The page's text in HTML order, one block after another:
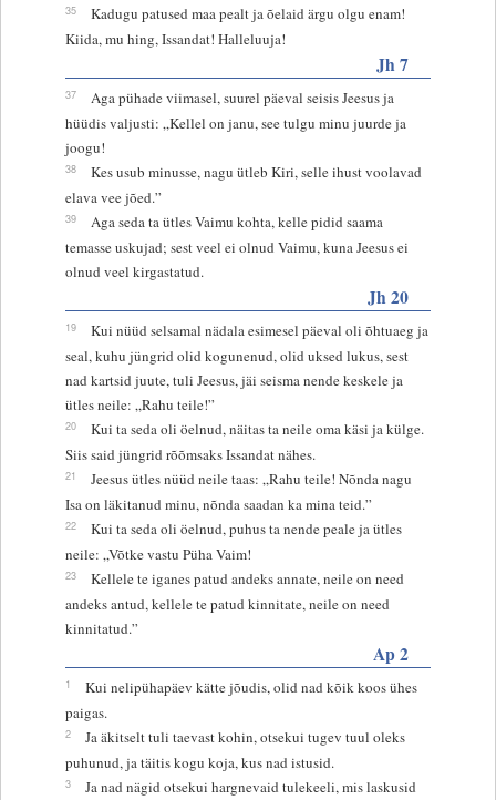
35
Kadugu patused maa pealt ja õelaid ärgu olgu enam!
Kiida, mu hing, Issandat! Halleluuja!
Jh 7
37
Aga pühade viimasel, suurel päeval seisis Jeesus ja
hüüdis valjusti: „Kellel on janu, see tulgu minu juurde ja
joogu!
38
Kes usub minusse, nagu ütleb Kiri, selle ihust voolavad
elava vee jõed.”
39
Aga seda ta ütles Vaimu kohta, kelle pidid saama
temasse uskujad; sest veel ei olnud Vaimu, kuna Jeesus ei
olnud veel kirgastatud.
Jh 20
19
Kui nüüd selsamal nädala esimesel päeval oli õhtuaeg ja
seal, kuhu jüngrid olid kogunenud, olid uksed lukus, sest
nad kartsid juute, tuli Jeesus, jäi seisma nende keskele ja
ütles neile: „Rahu teile!”
20
Kui ta seda oli öelnud, näitas ta neile oma käsi ja külge.
Siis said jüngrid rõõmsaks Issandat nähes.
21
Jeesus ütles nüüd neile taas: „Rahu teile! Nõnda nagu
Isa on läkitanud minu, nõnda saadan ka mina teid.”
22
Kui ta seda oli öelnud, puhus ta nende peale ja ütles
neile: „Võtke vastu Püha Vaim!
23
Kellele te iganes patud andeks annate, neile on need
andeks antud, kellele te patud kinnitate, neile on need
kinnitatud.”
Ap 2
1
Kui nelipühapäev kätte jõudis, olid nad kõik koos ühes
paigas.
2
Ja äkitselt tuli taevast kohin, otsekui tugev tuul oleks
puhunud, ja täitis kogu koja, kus nad istusid.
3
Ja nad nägid otsekui hargnevaid tulekeeli, mis laskusid